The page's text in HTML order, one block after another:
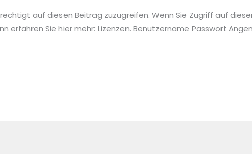
auf diesen Beitrag zuzugreifen. Wenn Sie Zugriff auf
erfahren Sie hier mehr: Lizenzen. Benutzername Passwort